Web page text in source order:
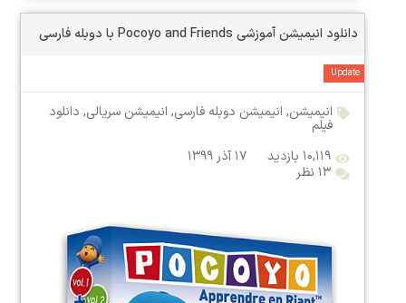
دانلود انیمیشن آموزشی Pocoyo and Friends با دوبله فارسی
Update
انیمیشن, انیمیشن دوبله فارسی, انیمیشن سریالی, دانلود
فیلم
۱۰,۱۱۹ بازدید
۱۷ آذر ۱۳۹۹
۱۳ نظر